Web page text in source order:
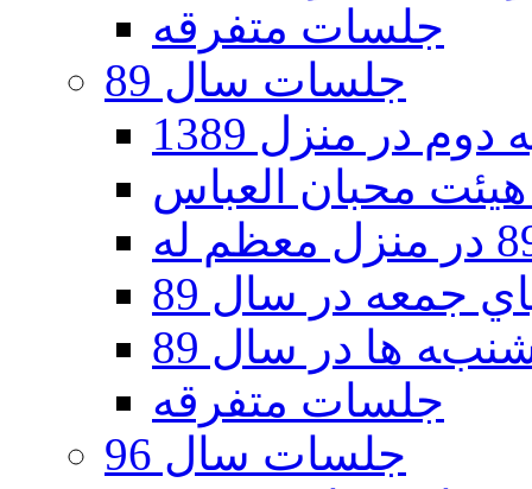
جلسات متفرقه
جلسات سال 89
در منزل 1389
جمعه در سال 89
ها در سال 89
جلسات متفرقه
جلسات سال 96